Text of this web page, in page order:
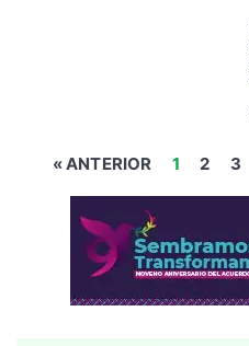
« ANTERIOR 1 2 3